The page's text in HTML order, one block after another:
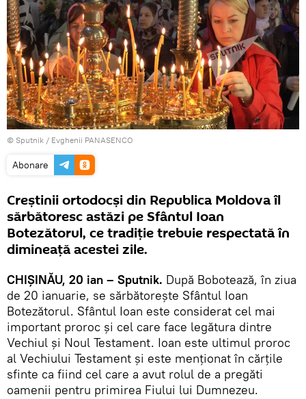
© Sputnik / Evghenii PANASENCO
Abonare
Creștinii ortodocși din Republica Moldova îl
sărbătoresc astăzi pe Sfântul Ioan
Botezătorul, ce tradiție trebuie respectată în
dimineață acestei zile.
CHIȘINĂU, 20 ian – Sputnik. După Bobotează, în ziua
de 20 ianuarie, se sărbătoreşte Sfântul Ioan
Botezătorul. Sfântul Ioan este considerat cel mai
important proroc şi cel care face legătura dintre
Vechiul şi Noul Testament. Ioan este ultimul proroc
al Vechiului Testament şi este menţionat în cărţile
sfinte ca fiind cel care a avut rolul de a pregăti
oamenii pentru primirea Fiului lui Dumnezeu.